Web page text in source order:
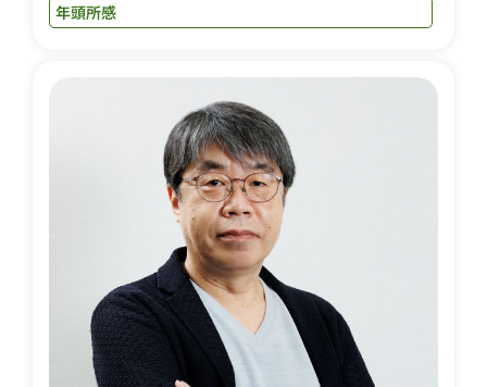
年頭所感